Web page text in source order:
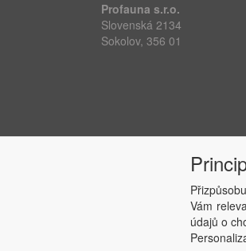
Profauna s.r.o.
Slovenská 2134
Sokolov, 356 01
Vám
údajů o